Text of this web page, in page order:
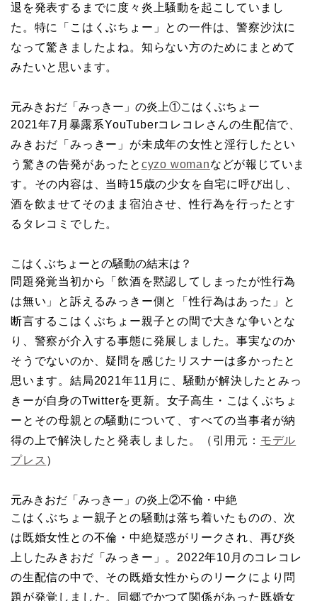
退を発表するまでに度々炎上騒動を起こしていまし
た。特に「こはくぶちょー」との一件は、警察沙汰に
なって驚きましたよね。知らない方のためにまとめて
みたいと思います。
元みきおだ「みっきー」の炎上①こはくぶちょー
2021年7月暴露系YouTuberコレコレさんの生配信で、
みきおだ「みっきー」が未成年の女性と淫行したとい
う驚きの告発があったと cyzo womanなどが報じていま
す。その内容は、当時15歳の少女を自宅に呼び出し、
酒を飲ませてそのまま宿泊させ、性行為を行ったとす
るタレコミでした。
こはくぶちょーとの騒動の結末は？
問題発覚当初から「飲酒を黙認してしまったが性行為
は無い」と訴えるみっきー側と「性行為はあった」と
断言するこはくぶちょー親子との間で大きな争いとな
り、警察が介入する事態に発展しました。事実なのか
そうでないのか、疑問を感じたリスナーは多かったと
思います。結局2021年11月に、騒動が解決したとみっ
きーが自身のTwitterを更新。女子高生・こはくぶちょ
ーとその母親との騒動について、すべての当事者が納
得の上で解決したと発表しました。（引用元： モデル
プレス ）
元みきおだ「みっきー」の炎上②不倫・中絶
こはくぶちょー親子との騒動は落ち着いたものの、次
は既婚女性との不倫・中絶疑惑がリークされ、再び炎
上したみきおだ「みっきー」。2022年10月のコレコレ
の生配信の中で、その既婚女性からのリークにより問
題が発覚しました。同郷でかつて関係があった既婚女